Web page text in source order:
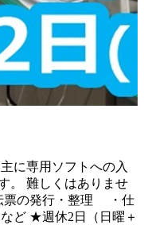
に専用ソフトへの入
。 難しくはありませ
票の発行・整理 ・仕
ど ★週休2日（日曜＋